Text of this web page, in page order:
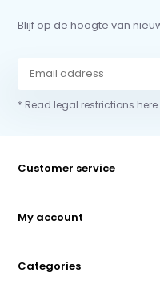
Blijf op de hoogte van
* Read legal restrictions here
Customer service
My account
Categories